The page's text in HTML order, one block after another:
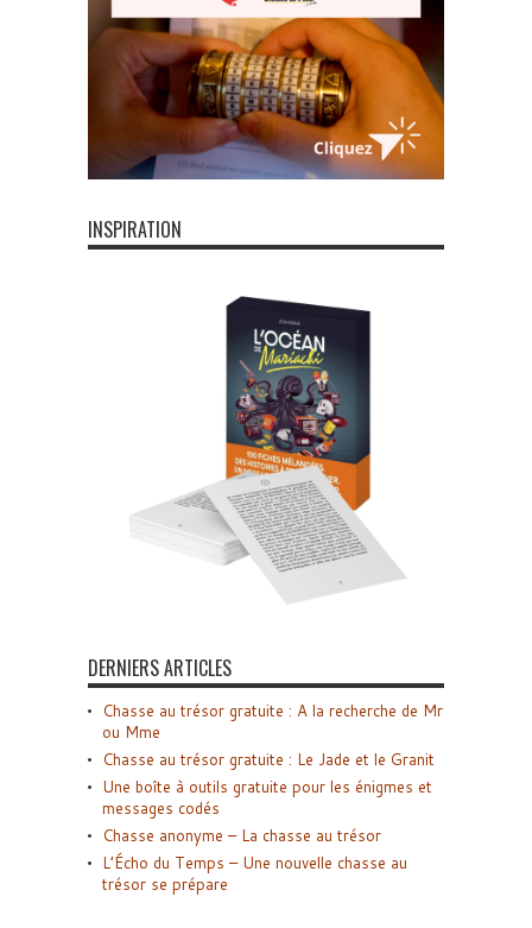
INSPIRATION
DERNIERS ARTICLES
Chasse au trésor gratuite : A la recherche de Mr
ou Mme
Chasse au trésor gratuite : Le Jade et le Granit
Une boîte à outils gratuite pour les énigmes et
messages codés
Chasse anonyme – La chasse au trésor
L’Écho du Temps – Une nouvelle chasse au
trésor se prépare